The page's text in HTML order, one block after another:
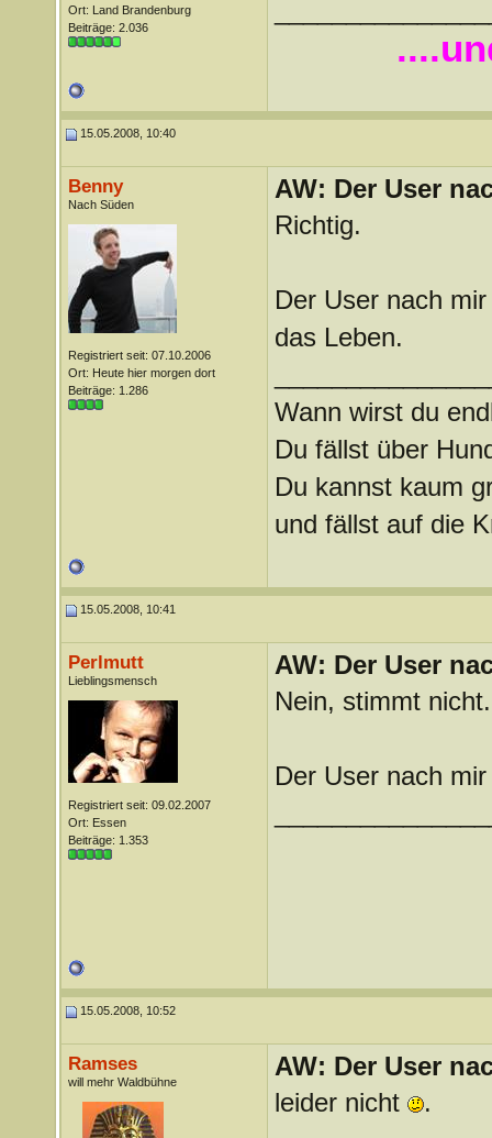
Ort: Land Brandenburg
Beiträge: 2.036
15.05.2008, 10:40
Benny
Nach Süden
Registriert seit: 07.10.2006
Ort: Heute hier morgen dort
Beiträge: 1.286
AW: Der User
Richtig.
Der User nach
das Leben.
Wann wirst du
Du fällst über
Du kannst kaum
und fällst auf die
15.05.2008, 10:41
Perlmutt
Lieblingsmensch
Registriert seit: 09.02.2007
Ort: Essen
Beiträge: 1.353
AW: Der User
Nein, stimmt
Der User nach
15.05.2008, 10:52
Ramses
will mehr Waldbühne
AW: Der User
leider nicht
.